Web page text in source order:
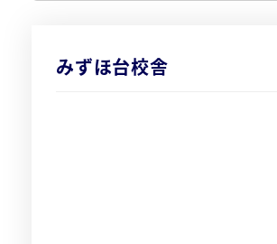
みずほ台校舎